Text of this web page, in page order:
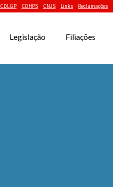
CDLGP CDHPS CNJS Links Reclamações
Legislação Filiações